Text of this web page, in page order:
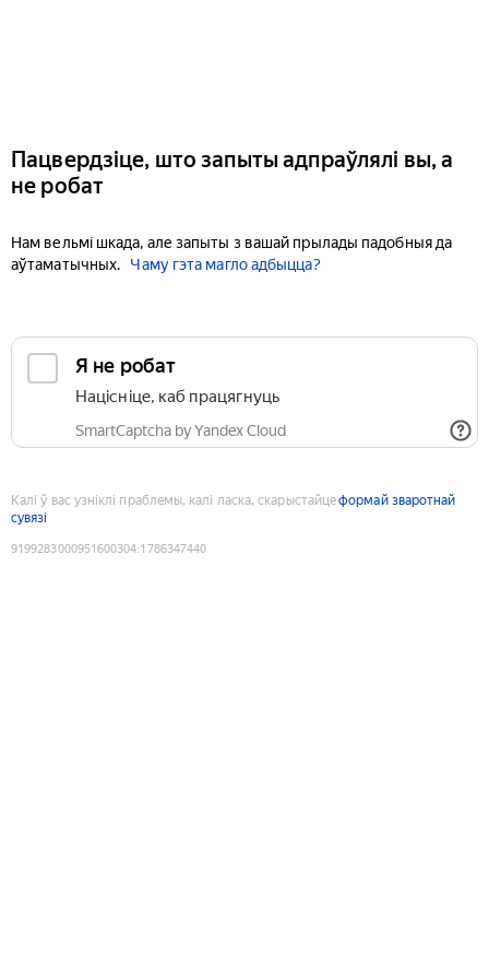
Пацвердзіце, што запыты адпраўлялі вы, а
не робат
Нам вельмі шкада, але запыты з вашай прылады падобныя да
аўтаматычных.
Чаму гэта магло адбыцца?
Я не робат
Націсніце, каб працягнуць
SmartCaptcha by Yandex Cloud
Калі ў вас узніклі праблемы, калі ласка, скарыстайцеформай зваротнай
сувязі
9199283000951600304:1786347440